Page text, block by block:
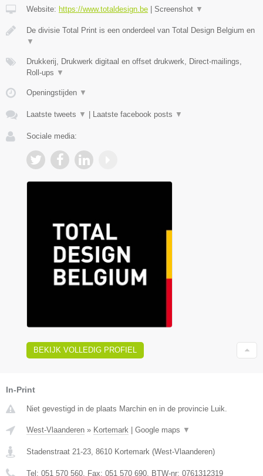
Website: https://www.totaldesign.be | Screenshot ▼
De divisie Total Print is een onderdeel van Total Design Belgium en
▼
Drukkerij, Drukwerk digitaal en offset drukwerk, Direct-mailings,
Roll-ups ▼
Openingstijden ▼
Laatste tweets ▼ | Laatste facebook posts ▼
Sociale media:
BEKIJK VOLLEDIG PROFIEL
In-Print
Niet gevestigd in de plaats Marchin en in de provincie Luik.
West-Vlaanderen » Kortemark | Google maps ▼
Stadenstraat 21-23 8610 Kortemark (West-Vlaanderen)
Tel: 051 570 560 , Fax: 051 570 690 , BTW-nr: 0761312319